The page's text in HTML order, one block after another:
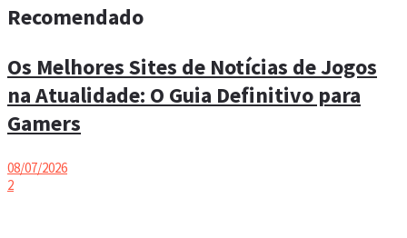
Recomendado
Os Melhores Sites de Notícias de Jogos
na Atualidade: O Guia Definitivo para
Gamers
08/07/2026
2